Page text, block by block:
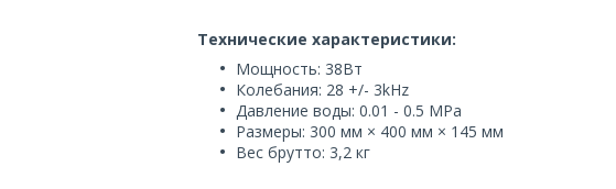
Технические характеристики:
Мощность: 38Вт
Колебания: 28 +/- 3kHz
Давление воды: 0.01 - 0.5 MPa
Размеры: 300 мм × 400 мм × 145 мм
Вес брутто: 3,2 кг